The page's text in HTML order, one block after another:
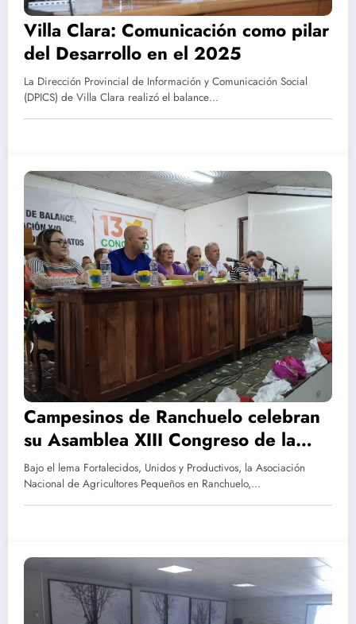
Villa Clara: Comunicación como pilar
del Desarrollo en el 2025
La Dirección Provincial de Información y Comunicación Social
(DPICS) de Villa Clara realizó el balance…
Campesinos de Ranchuelo celebran
su Asamblea XIII Congreso de la
ANAP
Bajo el lema Fortalecidos, Unidos y Productivos, la Asociación
Nacional de Agricultores Pequeños en Ranchuelo,…